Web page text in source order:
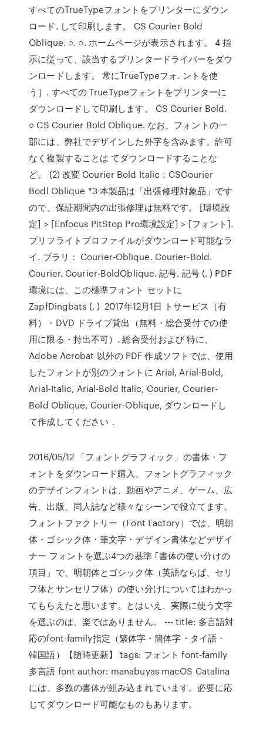
すべてのTrueTypeフォントをプリンターにダウン
ロード. して印刷します。 CS Courier Bold
Oblique. ○. ○. ホームページが表示されます。 4 指
示に従って、該当するプリンタードライバーをダウ
ンロードします。 常にTrueTypeフォ. ントを使
う］. すべての TrueTypeフォントをプリンターに
ダウンロードして印刷します。 CS Courier Bold.
○ CS Courier Bold Oblique. なお、フォントの一
部には、弊社でデザインした外字を含みます。許可
なく複製することは てダウンロードすることな
ど。 (2) 改変 Courier Bold Italic：CSCourier
Bodl Oblique *3 本製品は「出張修理対象品」です
ので、保証期間内の出張修理は無料です。 [環境設
定] > [Enfocus PitStop Pro環境設定] > [フォント].
プリフライトプロファイルがダウンロード可能なラ
イ. ブラリ： Courier-Oblique. Courier-Bold.
Courier. Courier-BoldOblique. 記号. 記号 (. ) PDF
環境には、この標準フォント セットに
ZapfDingbats (. ) 2017年12月1日 トサービス（有
料）・DVD ドライブ貸出（無料・総合受付での使
用に限る・持出不可）. 総合受付および 特に、
Adobe Acrobat 以外の PDF 作成ソフトでは、使用
したフォントが別のフォントに Arial, Arial-Bold,
Arial-Italic, Arial-Bold Italic, Courier, Courier-
Bold Oblique, Courier-Oblique, ダウンロードし
て作成してください．
2016/05/12 「フォントグラフィック」の書体・フ
ォントをダウンロード購入。フォントグラフィック
のデザインフォントは、動画やアニメ、ゲーム、広
告、出版、同人誌など様々なシーンで役立てます。
フォントファクトリー（Font Factory）では、明朝
体・ゴシック体・筆文字・デザイン書体などデザイ
ナー フォントを選ぶ4つの基準 ｢書体の使い分けの
項目」で、明朝体とゴシック体（英語ならば、セリ
フ体とサンセリフ体）の使い分けについてはわかっ
てもらえたと思います。とはいえ、実際に使う文字
を選ぶのは、楽ではありません。 --- title: 多言語対
応のfont-family指定（繁体字・簡体字・タイ語・
韓国語）【随時更新】 tags: フォント font-family
多言語 font author: manabuyas macOS Catalina
には、多数の書体が組み込まれています。必要に応
じてダウンロード可能なものもあります。